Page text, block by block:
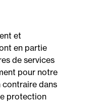
et
en partie
de services
pour notre
dans
protection